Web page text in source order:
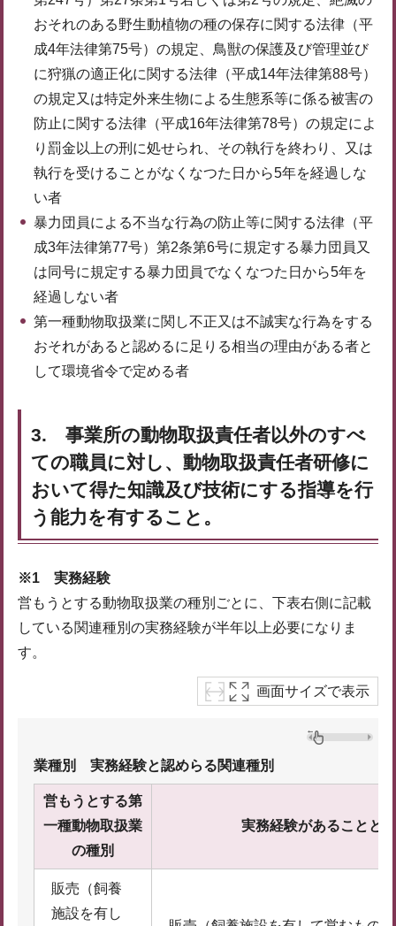
おそれのある野生動植物の種の保存に関する法律（平
成4年法律第75号）の規定、鳥獣の保護及び管理並び
に狩猟の適正化に関する法律（平成14年法律第88号）
の規定又は特定外来生物による生態系等に係る被害の
防止に関する法律（平成16年法律第78号）の規定によ
り罰金以上の刑に処せられ、その執行を終わり、又は
執行を受けることがなくなつた日から5年を経過しな
い者
暴力団員による不当な行為の防止等に関する法律（平
成3年法律第77号）第2条第6号に規定する暴力団員又
は同号に規定する暴力団員でなくなつた日から5年を
経過しない者
第一種動物取扱業に関し不正又は不誠実な行為をする
おそれがあると認めるに足りる相当の理由がある者と
して環境省令で定める者
3. 事業所の動物取扱責任者以外のすべ
ての職員に対し、動物取扱責任者研修に
おいて得た知識及び技術にする指導を行
う能力を有すること。
※1 実務経験
営もうとする動物取扱業の種別ごとに、下表右側に記載
している関連種別の実務経験が半年以上必要になりま
す。
画面サイズで表示
業種別 実務経験と認めらる関連種別
営もうとする第
一種動物取扱業
の種別
実務経験があることと
販売（飼養
施設を有し